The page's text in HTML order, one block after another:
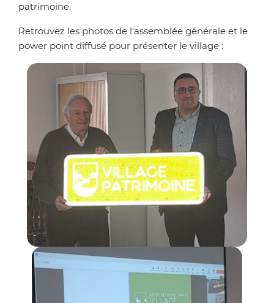
patrimoine.
Retrouvez les photos de l'assemblée générale et le
power point diffusé pour présenter le village :
Zoom